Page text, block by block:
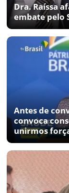
Dra. Raíssa
embate pelo
Antes de
convoca
unirmos